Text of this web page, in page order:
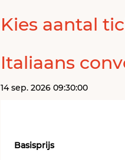
Kies aantal
Italiaans
14 sep. 2026 09:30:00
Basisprijs